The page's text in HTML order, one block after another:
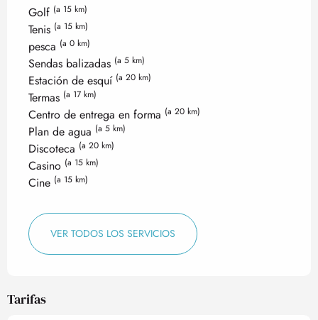
Golf (a 15 km)
Tenis (a 15 km)
pesca (a 0 km)
Sendas balizadas (a 5 km)
Estación de esquí (a 20 km)
Termas (a 17 km)
Centro de entrega en forma (a 20 km)
Plan de agua (a 5 km)
Discoteca (a 20 km)
Casino (a 15 km)
Cine (a 15 km)
VER TODOS LOS SERVICIOS
Tarifas